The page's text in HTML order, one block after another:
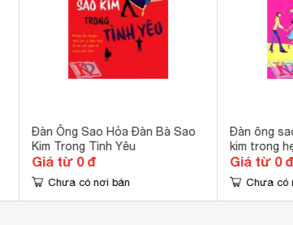
Đàn Ông Sao Hỏa Đàn Bà Sao
Kim Trong Tình Yêu
Giá từ 0 đ
Chưa có nơi bán
Đàn ông
kim trong
Giá từ 0
Chưa có